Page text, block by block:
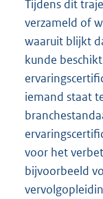
Tijdens dit
verzameld of
waaruit blijkt
kunde
iemand staat
voor het
bijvoorbeeld